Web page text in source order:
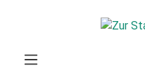
Zum Hauptinhalt springen